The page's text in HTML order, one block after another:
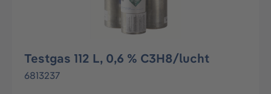
Testgas 112 L, 0,6 % C3H8/lucht
6813237